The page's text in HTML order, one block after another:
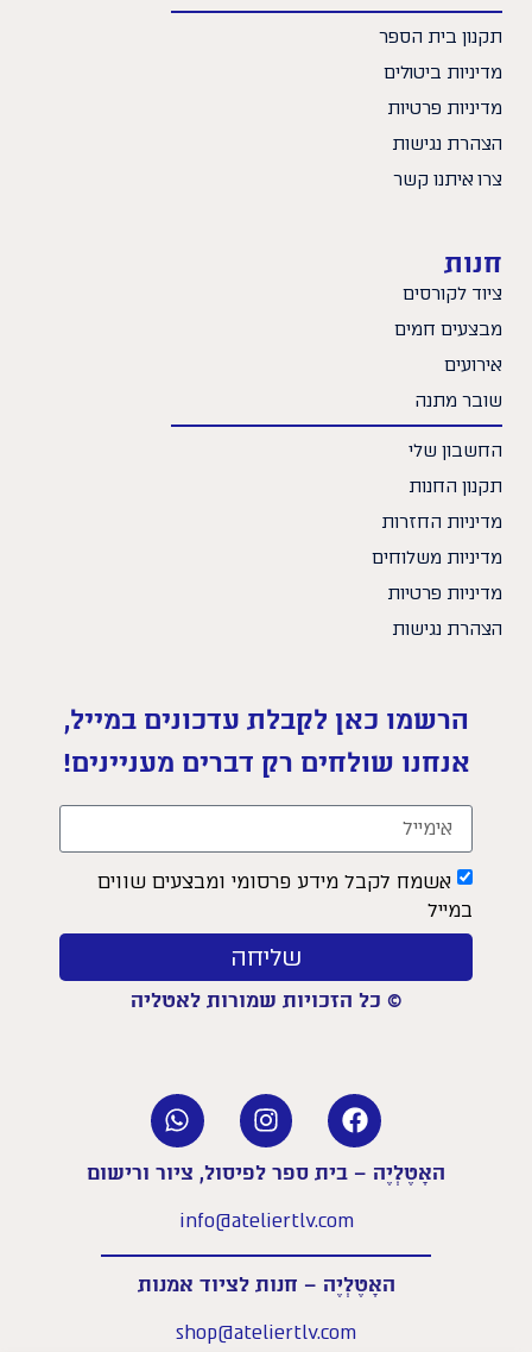
תקנון בית הספר
מדיניות ביטולים
מדיניות פרטיות
הצהרת נגישות
צרו איתנו קשר
חנות
ציוד לקורסים
מבצעים חמים
אירועים
שובר מתנה
החשבון שלי
תקנון החנות
מדיניות החזרות
מדיניות משלוחים
מדיניות פרטיות
הצהרת נגישות
הרשמו כאן לקבלת עדכונים במייל,
אנחנו שולחים רק דברים מעניינים!
אשמח לקבל מידע פרסומי ומבצעים שווים
במייל
שליחה
© כל הזכויות שמורות לאטליה
האָטֶלְיֶה – בית ספר לפיסול, ציור ורישום
info@ateliertlv.com
האָטֶלְיֶה – חנות לציוד אמנות
shop@ateliertlv.com